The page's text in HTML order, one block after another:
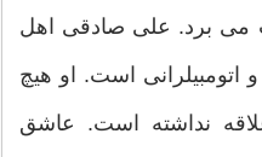
می برد. علی صادقی اهل
است. او هیچ
نداشته است. عاشق